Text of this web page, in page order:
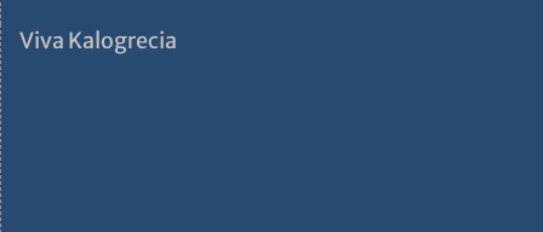
Viva Kalogrecia